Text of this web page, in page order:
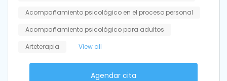
Acompañamiento psicológico en el proceso personal
Acompañamiento psicológico para adultos
Arteterapia
View all
Agendar cita